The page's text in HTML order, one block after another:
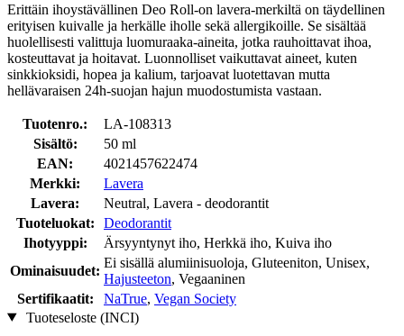
Erittäin ihoystävällinen Deo Roll-on lavera-merkiltä on täydellinen
erityisen kuivalle ja herkälle iholle sekä allergikoille. Se sisältää
huolellisesti valittuja luomuraaka-aineita, jotka rauhoittavat ihoa,
kosteuttavat ja hoitavat. Luonnolliset vaikuttavat aineet, kuten
sinkkioksidi, hopea ja kalium, tarjoavat luotettavan mutta
hellävaraisen 24h-suojan hajun muodostumista vastaan.
Tuotenro.:
LA-108313
Sisältö:
50 ml
EAN:
4021457622474
Merkki:
Lavera
Lavera:
Neutral, Lavera - deodorantit
Tuoteluokat:
Deodorantit
Ihotyyppi:
Ärsyyntynyt iho, Herkkä iho, Kuiva iho
Ominaisuudet:
Ei sisällä alumiinisuoloja, Gluteeniton, Unisex,
Hajusteeton, Vegaaninen
Sertifikaatit:
NaTrue, Vegan Society
Tuoteseloste (INCI)